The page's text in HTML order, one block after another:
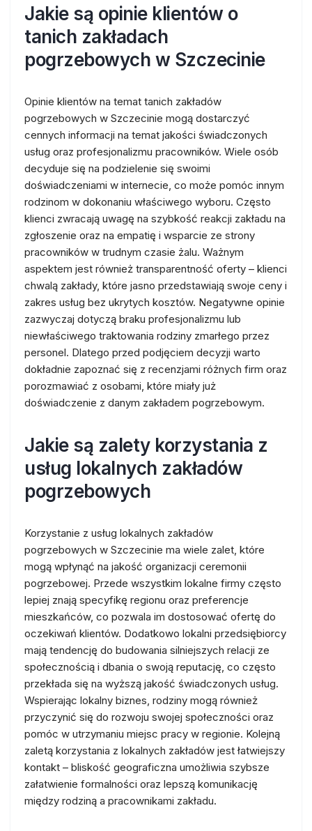
Jakie są opinie klientów o
tanich zakładach
pogrzebowych w Szczecinie
Opinie klientów na temat tanich zakładów
pogrzebowych w Szczecinie mogą dostarczyć
cennych informacji na temat jakości świadczonych
usług oraz profesjonalizmu pracowników. Wiele osób
decyduje się na podzielenie się swoimi
doświadczeniami w internecie, co może pomóc innym
rodzinom w dokonaniu właściwego wyboru. Często
klienci zwracają uwagę na szybkość reakcji zakładu na
zgłoszenie oraz na empatię i wsparcie ze strony
pracowników w trudnym czasie żalu. Ważnym
aspektem jest również transparentność oferty – klienci
chwalą zakłady, które jasno przedstawiają swoje ceny i
zakres usług bez ukrytych kosztów. Negatywne opinie
zazwyczaj dotyczą braku profesjonalizmu lub
niewłaściwego traktowania rodziny zmarłego przez
personel. Dlatego przed podjęciem decyzji warto
dokładnie zapoznać się z recenzjami różnych firm oraz
porozmawiać z osobami, które miały już
doświadczenie z danym zakładem pogrzebowym.
Jakie są zalety korzystania z
usług lokalnych zakładów
pogrzebowych
Korzystanie z usług lokalnych zakładów
pogrzebowych w Szczecinie ma wiele zalet, które
mogą wpłynąć na jakość organizacji ceremonii
pogrzebowej. Przede wszystkim lokalne firmy często
lepiej znają specyfikę regionu oraz preferencje
mieszkańców, co pozwala im dostosować ofertę do
oczekiwań klientów. Dodatkowo lokalni przedsiębiorcy
mają tendencję do budowania silniejszych relacji ze
społecznością i dbania o swoją reputację, co często
przekłada się na wyższą jakość świadczonych usług.
Wspierając lokalny biznes, rodziny mogą również
przyczynić się do rozwoju swojej społeczności oraz
pomóc w utrzymaniu miejsc pracy w regionie. Kolejną
zaletą korzystania z lokalnych zakładów jest łatwiejszy
kontakt – bliskość geograficzna umożliwia szybsze
załatwienie formalności oraz lepszą komunikację
między rodziną a pracownikami zakładu.